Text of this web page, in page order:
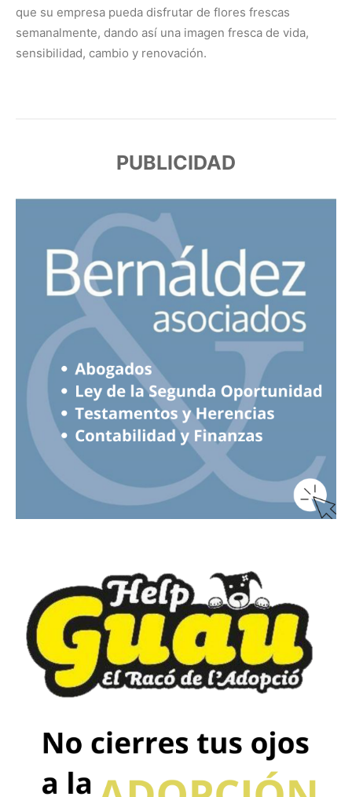
que su empresa pueda disfrutar de flores frescas
semanalmente, dando así una imagen fresca de vida,
sensibilidad, cambio y renovación.
PUBLICIDAD